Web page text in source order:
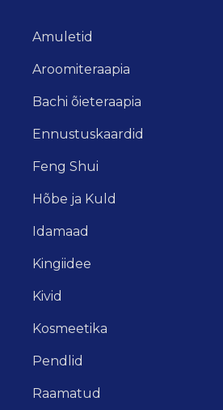
Amuletid
Aroomiteraapia
Bachi õieteraapia
Ennustuskaardid
Feng Shui
Hõbe ja Kuld
Idamaad
Kingiidee
Kivid
Kosmeetika
Pendlid
Raamatud